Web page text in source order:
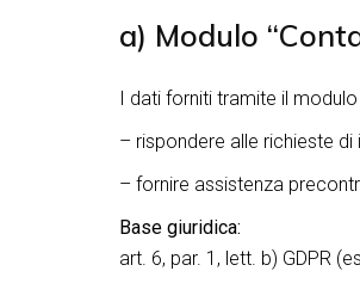
a) Modulo
I dati forniti tramite il
– rispondere alle richieste di
– fornire assistenza
Base giuridica:
art. 6, par. 1, lett. b) GDPR